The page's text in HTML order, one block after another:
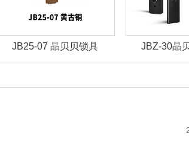
JBZ-30晶贝贝智能锁 JBZ-29晶